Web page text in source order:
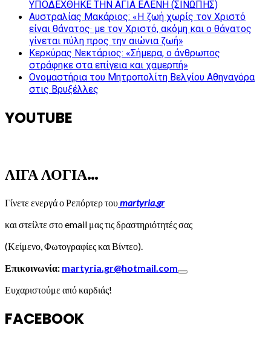
ΥΠΟΔΕΧΘΗΚΕ ΤΗΝ ΑΓΙΑ ΕΛΕΝΗ (ΣΙΝΩΠΗΣ)
Αυστραλίας Μακάριος: «Η ζωή χωρίς τον Χριστό
είναι θάνατος· με τον Χριστό, ακόμη και ο θάνατος
γίνεται πύλη προς την αιώνια ζωή»
Κερκύρας Νεκτάριος: «Σήμερα, ο άνθρωπος
στράφηκε στα επίγεια και χαμερπή»
Ονομαστήρια του Μητροπολίτη Βελγίου Αθηναγόρα
στις Βρυξέλλες
YOUTUBE
ΛΙΓΑ ΛΟΓΙΑ…
Γίνετε ενεργά ο Ρεπόρτερ τουmartyria.gr
και στείλτε στο email μας τις δραστηριότητές σας
(Κείμενο, Φωτογραφίες και Βίντεο).
Επικοινωνία: martyria.gr@hotmail.com
Ευχαριστούμε από καρδιάς!
FACEBOOK